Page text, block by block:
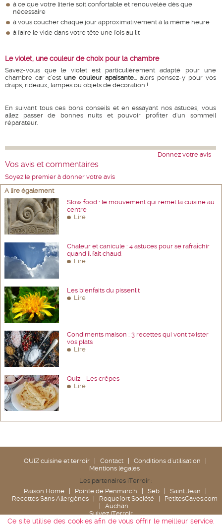
à ce que votre literie soit confortable et renouvelée dès que
nécessaire
à vous coucher chaque jour approximativement à la même heure
à faire le vide dans votre tête une fois au lit
Le violet, une couleur de choix pour la chambre
Savez-vous que le violet est particulièrement adapté pour une
chambre car c'estune couleur apaisante... alors pensez-y pour vos
draps, rideaux, lampes ou objets de décoration !
En suivant tous ces bons conseils et en essayant nos astuces, vous
allez passer de bonnes nuits et pouvoir profiter d'un sommeil
réparateur.
Donnez votre avis
Vos avis et commentaires
Soyez le premier à donner votre avis
A lire également
Slow food : le mouvement qui remet la cuisine au
centre
Lire
Chaleur et canicule : 4 astuces pour se rafraîchir
quand il fait chaud
Lire
Les bienfaits du pissenlit
Lire
Condiments maison : 3 recettes qui vont twister
vos plats
Lire
Quiz - Les crêpes
Lire
QUIZ cuisine et terroir Contact Conditions d'utilisation
Mentions légales
Les partenaires iTerroir :
Raison Home
Pointe de Penmarc'h Seb Saint Jean
Recettes Sans Allergènes
Roquefort Société
PetitesCaves.com
Auchan
Suivez iTerroir
Ce site utilise des cookies afin de vous offrir le meilleur service.